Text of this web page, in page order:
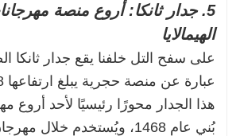
5. جدار ثانكا: أروع منصة
الهيمالايا
على سفح التل خلفنا يقع جدار ثانكا
هذا الجدار محورًا رئيسيًا لأحد أروع
بُني عام 1468، ويُستخدم خلال